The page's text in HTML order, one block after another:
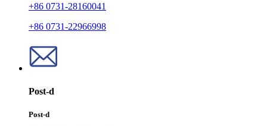
+86 0731-28160041
+86 0731-22966998
Post-d
Post-d